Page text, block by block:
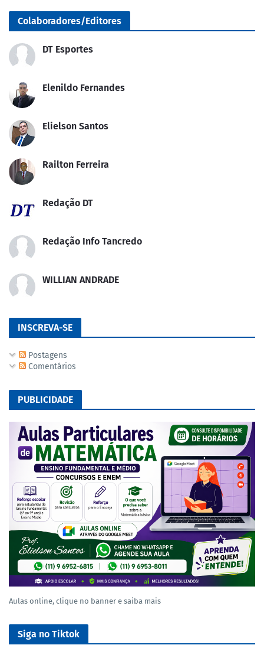
Colaboradores/Editores
DT Esportes
Elenildo Fernandes
Elielson Santos
Railton Ferreira
Redação DT
Redação Info Tancredo
WILLIAN ANDRADE
INSCREVA-SE
Postagens
Comentários
PUBLICIDADE
Aulas online, clique no banner e saiba mais
Siga no Tiktok